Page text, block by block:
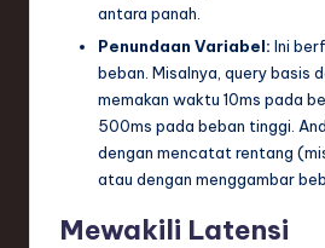
antara panah.
Penundaan Variabel: Ini
beban. Misalnya, query basis
memakan waktu 10ms pada
500ms pada beban tinggi.
dengan mencatat rentang
atau dengan menggambar
Mewakili Latensi